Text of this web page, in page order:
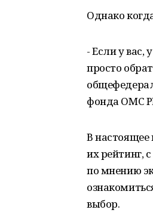
Однако
- Если у
просто
фонда ОМС
В настоящее
их рейтинг,
по мнению
выбор.